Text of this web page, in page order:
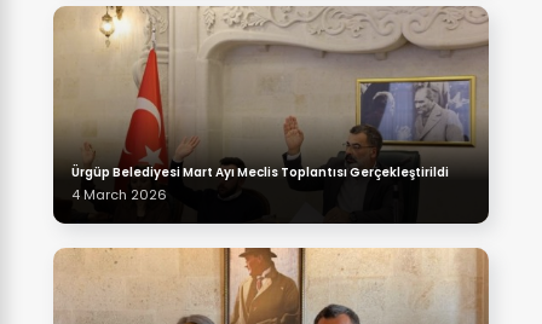
Ürgüp Belediyesi Mart Ayı Meclis Toplantısı Gerçekleştirildi
4 March 2026